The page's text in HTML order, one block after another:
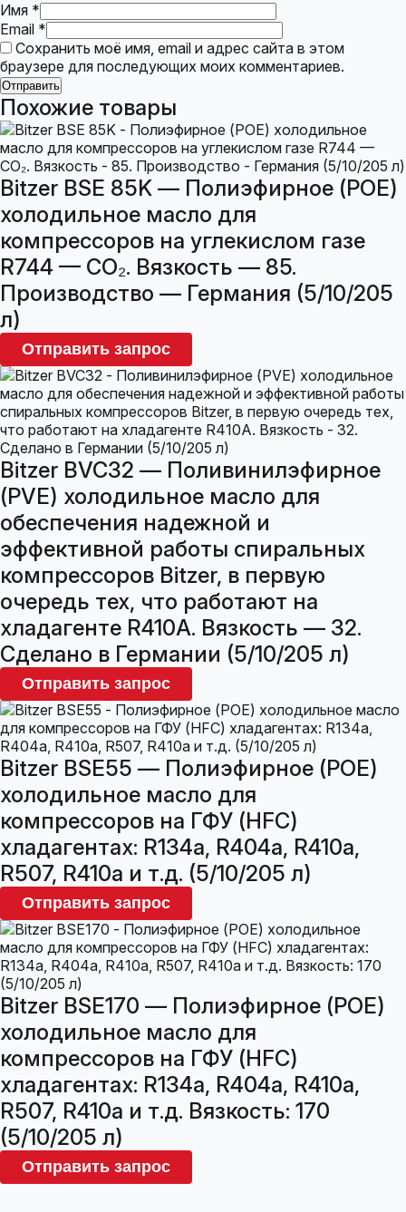
Имя *
Email *
Сохранить моё имя, email и адрес сайта в этом
браузере для последующих моих комментариев.
Похожие товары
Bitzer BSE 85K — Полиэфирное (POE)
холодильное масло для
компрессоров на углекислом газе
R744 — CO₂. Вязкость — 85.
Производство — Германия (5/10/205
л)
Отправить запрос
Bitzer BVC32 — Поливинилэфирное
(PVE) холодильное масло для
обеспечения надежной и
эффективной работы спиральных
компрессоров Bitzer, в первую
очередь тех, что работают на
хладагенте R410A. Вязкость — 32.
Сделано в Германии (5/10/205 л)
Отправить запрос
Bitzer BSE55 — Полиэфирное (POE)
холодильное масло для
компрессоров на ГФУ (HFC)
хладагентах: R134a, R404a, R410a,
R507, R410a и т.д. (5/10/205 л)
Отправить запрос
Bitzer BSE170 — Полиэфирное (POE)
холодильное масло для
компрессоров на ГФУ (HFC)
хладагентах: R134a, R404a, R410a,
R507, R410a и т.д. Вязкость: 170
(5/10/205 л)
Отправить запрос